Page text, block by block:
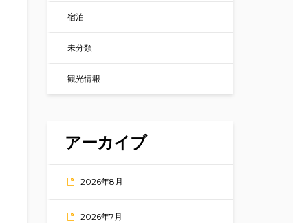
宿泊
未分類
観光情報
アーカイブ
2026年8月
2026年7月